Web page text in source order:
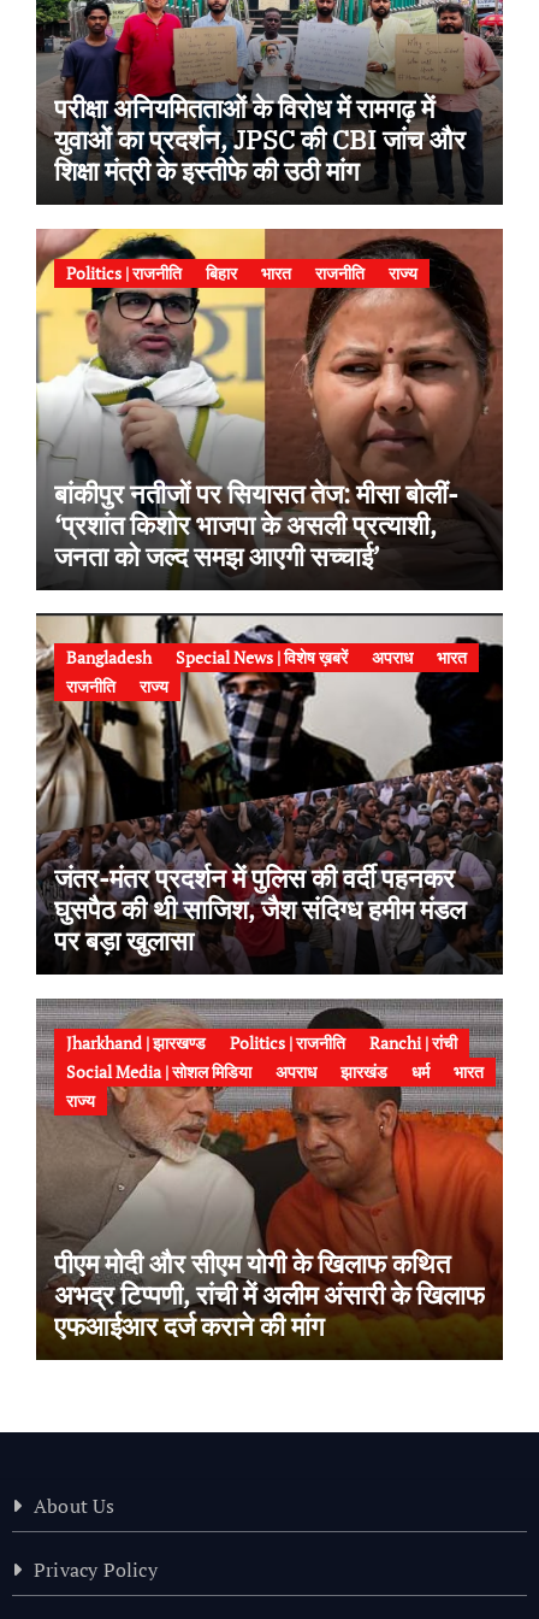
परीक्षा अनियमितताओं के विरोध में रामगढ़ में
युवाओं का प्रदर्शन, JPSC की CBI जांच और
शिक्षा मंत्री के इस्तीफे की उठी मांग
Politics | राजनीति बिहार भारत राजनीति राज्य
बांकीपुर नतीजों पर सियासत तेज: मीसा बोलीं-
‘प्रशांत किशोर भाजपा के असली प्रत्याशी,
जनता को जल्द समझ आएगी सच्चाई’
Bangladesh Special News | विशेष ख़बरें अपराध
भारत
राजनीति
राज्य
जंतर-मंतर प्रदर्शन में पुलिस की वर्दी पहनकर
घुसपैठ की थी साजिश, जैश संदिग्ध हमीम मंडल
पर बड़ा खुलासा
Jharkhand | झारखण्ड Politics | राजनीति
Ranchi | रांची
Social Media | सोशल मिडिया
अपराध झारखंड धर्म
भारत
राज्य
पीएम मोदी और सीएम योगी के खिलाफ कथित
अभद्र टिप्पणी, रांची में अलीम अंसारी के खिलाफ
एफआईआर दर्ज कराने की मांग
About Us
Privacy Policy